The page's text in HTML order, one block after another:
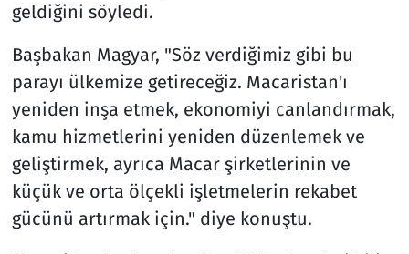
geldiğini söyledi.
Başbakan Magyar, "Söz verdiğimiz gibi bu
parayı ülkemize getireceğiz. Macaristan'ı
yeniden inşa etmek, ekonomiyi canlandırmak,
kamu hizmetlerini yeniden düzenlemek ve
geliştirmek, ayrıca Macar şirketlerinin ve
küçük ve orta ölçekli işletmelerin rekabet
gücünü artırmak için." diye konuştu.